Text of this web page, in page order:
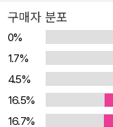
있었던 갈등을 떠올린
지 않은 시아버지 흥선
당한 것도 모자라 일본
숨을 거둔 며느리 명성
나라와 백성을 뒤로한
최근 역사적 인물들에
구매자 분포
0%
1.7%
4.5%
16.5%
16.7%